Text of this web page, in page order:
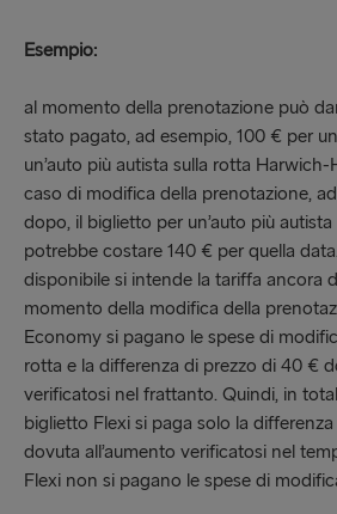
Esempio:
al momento della prenotazione può
stato pagato, ad esempio, 100 € per
un’auto più autista sulla rotta
caso di modifica della prenotazione,
dopo, il biglietto per un’auto più
potrebbe costare 140 € per quella
disponibile si intende la tariffa ancora
momento della modifica della
Economy si pagano le spese di
rotta e la differenza di prezzo di 40 €
verificatosi nel frattanto. Quindi, in
biglietto Flexi si paga solo la
dovuta all’aumento verificatosi nel
Flexi non si pagano le spese di